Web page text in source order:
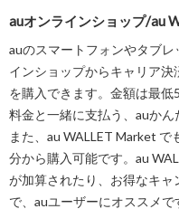
auオンラインショップ/au
auのスマートフォンやタブ
インショップからキャリア
を購入できます。金額は最
料金と一緒に支払う、auかん
また、au WALLET Market
分から購入可能です。au
が加算されたり、お得なキ
で、auユーザーにオススメで